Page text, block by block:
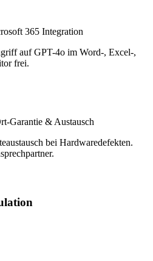
365 Integration
auf GPT-4o im Word-, Excel-,
frei.
Garantie & Austausch
bei Hardwaredefekten.